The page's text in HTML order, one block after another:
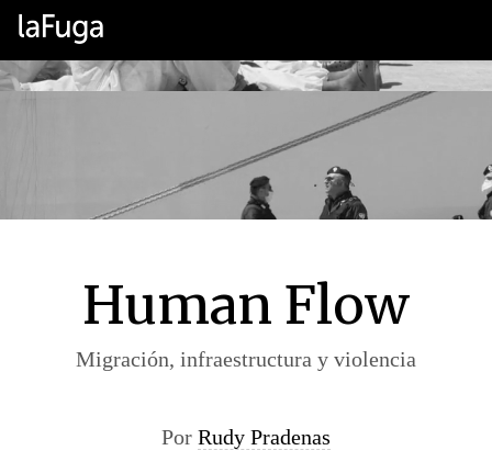
Human Flow
Migración, infraestructura y violencia
Por Rudy Pradenas